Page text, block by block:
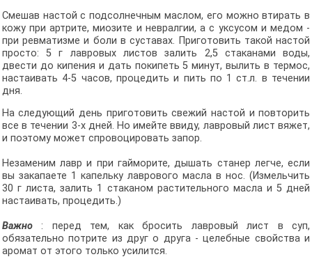
Смешав настой с подсолнечным маслом, его можно втирать в
кожу при артрите, миозите и невралгии, а с уксусом и медом -
при ревматизме и боли в суставах. Приготовить такой настой
просто: 5 г лавровых листов залить 2,5 стаканами воды,
двести до кипения и дать покипеть 5 минут, вылить в термос,
настаивать 4-5 часов, процедить и пить по 1 ст.л. в течении
дня.
На следующий день приготовить свежий настой и повторить
все в течении 3-х дней. Но имейте ввиду, лавровый лист вяжет,
и поэтому может спровоцировать запор.
Незаменим лавр и при гайморите, дышать станер легче, если
вы закапаете 1 капельку лаврового масла в нос. (Измельчить
30 г листа, залить 1 стаканом растительного масла и 5 дней
настаивать, процедить.)
Важно: перед тем, как бросить лавровый лист в суп,
обязательно потрите из друг о друга - целебные свойства и
аромат от этого только усилится.